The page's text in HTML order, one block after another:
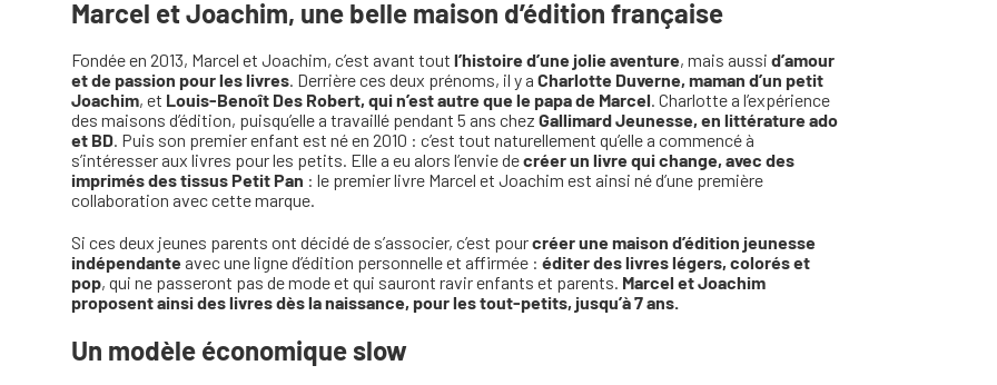
Marcel et Joachim, une belle maison d’édition française
Fondée en 2013, Marcel et Joachim, c’est avant tout l’histoire d’une jolie aventure, mais aussi d’amour
et de passion pour les livres. Derrière ces deux prénoms, il y a Charlotte Duverne, maman d’un petit
Joachim, et Louis-Benoît Des Robert, qui n’est autre que le papa de Marcel. Charlotte a l’expérience
des maisons d’édition, puisqu’elle a travaillé pendant 5 ans chez Gallimard Jeunesse, en littérature ado
et BD. Puis son premier enfant est né en 2010 : c’est tout naturellement qu’elle a commencé à
s’intéresser aux livres pour les petits. Elle a eu alors l’envie decréer un livre qui change, avec des
imprimés des tissus Petit Pan : le premier livre Marcel et Joachim est ainsi né d’une première
collaboration avec cette marque.
Si ces deux jeunes parents ont décidé de s’associer, c’est pourcréer une maison d’édition jeunesse
indépendante avec une ligne d’édition personnelle et affirmée : éditer des livres légers, colorés et
pop, qui ne passeront pas de mode et qui sauront ravir enfants et parents. Marcel et Joachim
proposent ainsi des livres dès la naissance, pour les tout-petits, jusqu’à 7 ans.
Un modèle économique slow